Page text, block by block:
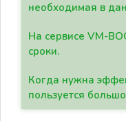
необходимая в
На сервисе VM-
сроки.
Когда нужна
пользуется